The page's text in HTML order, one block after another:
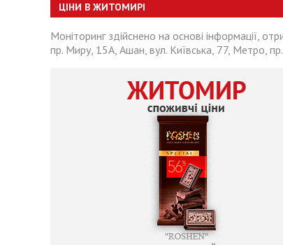
ЦІНИ В ЖИТОМИРІ
Моніторинг здійснено на основі інформації,
пр. Миру, 15А, Ашан, вул. Київська, 77, Метро,